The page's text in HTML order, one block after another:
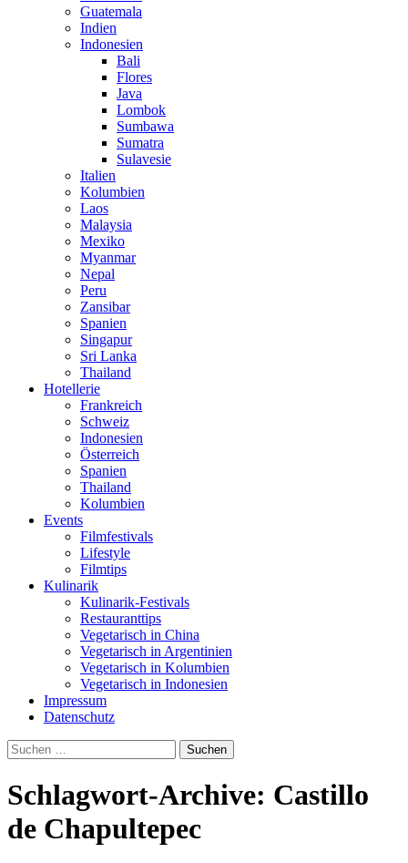
Guatemala
Indien
Indonesien
Bali
Flores
Java
Lombok
Sumbawa
Sumatra
Sulavesie
Italien
Kolumbien
Laos
Malaysia
Mexiko
Myanmar
Nepal
Peru
Zansibar
Spanien
Singapur
Sri Lanka
Thailand
Hotellerie
Frankreich
Schweiz
Indonesien
Österreich
Spanien
Thailand
Kolumbien
Events
Filmfestivals
Lifestyle
Filmtips
Kulinarik
Kulinarik-Festivals
Restauranttips
Vegetarisch in China
Vegetarisch in Argentinien
Vegetarisch in Kolumbien
Vegetarisch in Indonesien
Impressum
Datenschutz
Suchen
nach:
Schlagwort-Archive: Castillo
de Chapultepec